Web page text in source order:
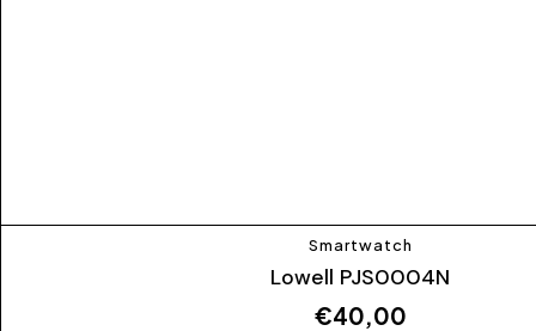
Smartwatch
Lowell PJS0004N
€40,00